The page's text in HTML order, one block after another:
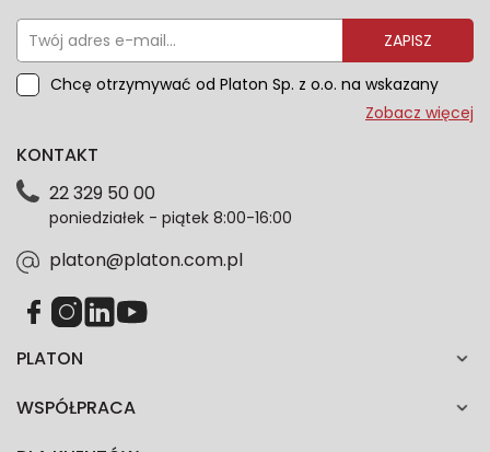
ZAPISZ
Chcę otrzymywać od Platon Sp. z o.o. na wskazany
przeze mnie adres e-mail informacje marketingowe
dotyczące danych osobowych znajdziesz w naszej
każdym czasie. Wycofanie zgody nie wpłynie na
zgodność z prawem przetwarzania dokonanego przed
Zobacz więcej
PLATON
WSPÓŁPRACA
KONTAKT
22 329 50 00
poniedziałek - piątek 8:00-16:00
platon@platon.com.pl